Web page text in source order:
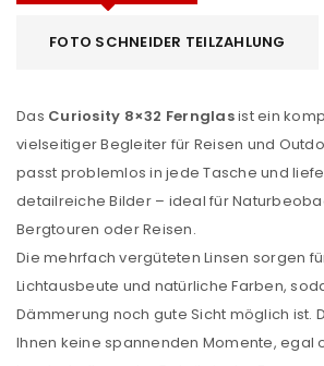
FOTO SCHNEIDER TEILZAHLUNG
Das Curiosity 8×32 Fernglasist ein
vielseitiger Begleiter für Reisen und
passt problemlos in jede Tasche und
detailreiche Bilder – ideal für
Bergtouren oder Reisen.
Die mehrfach vergüteten Linsen sorgen
Lichtausbeute und natürliche Farben,
Dämmerung noch gute Sicht möglich ist.
Ihnen keine spannenden Momente, egal